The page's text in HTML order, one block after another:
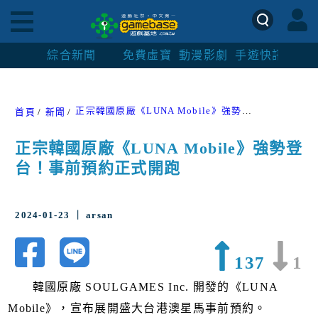
綜合新聞 免費虛寶 動漫影劇 手遊快訊
首頁 新聞 正宗韓國原廠《LUNA Mobile》強勢登台！事前預約正式開跑
正宗韓國原廠《LUNA Mobile》強勢登
台！事前預約正式開跑
2024-01-23 ｜ arsan
137 1
韓國原廠 SOULGAMES Inc. 開發的《LUNA
Mobile》，宣布展開盛大台港澳星馬事前預約。